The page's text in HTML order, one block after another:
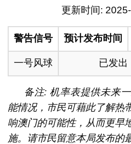
更新时间:
警告信号 预计发布时间
一号风球 已发出
备注: 机率表提供未来
能情况，市民可藉此了解热
响澳门的可能性，从而更早
施。请市民留意本局发布的